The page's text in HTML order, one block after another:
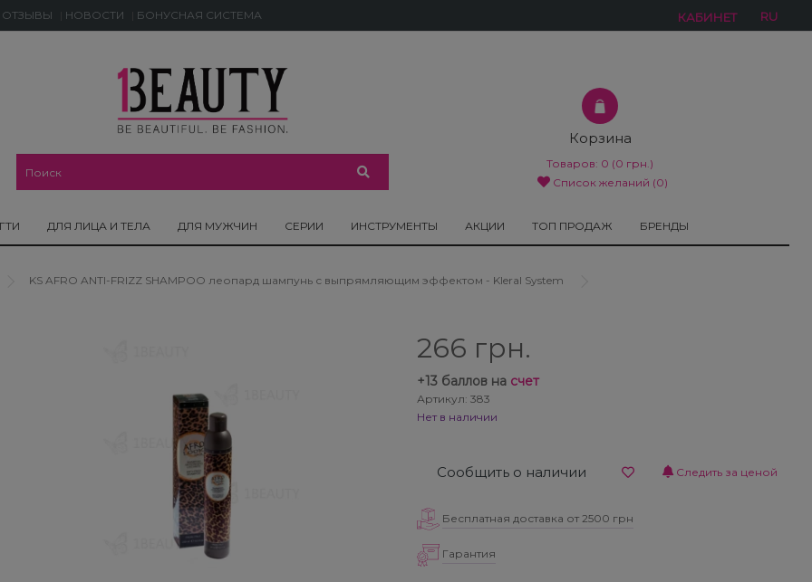
ОТЗЫВЫ НОВОСТИ БОНУСНАЯ СИСТЕМА КАБИНЕТ RU
Корзина
Товаров: 0 (0 грн.)
Список желаний (0)
ДЛЯ ЛИЦА И ТЕЛА ДЛЯ МУЖЧИН СЕРИИ ИНСТРУМЕНТЫ АКЦИИ ТОП ПРОДАЖ БРЕНДЫ
KS AFRO ANTI-FRIZZ SHAMPOO леопард шампунь с выпрямляющим эффектом - Kleral System
266 грн.
+13баллов на счет
Артикул: 383
Нет в наличии
Сообщить о наличии Следить за ценой
Бесплатная доставка от 2500 грн
Гарантия